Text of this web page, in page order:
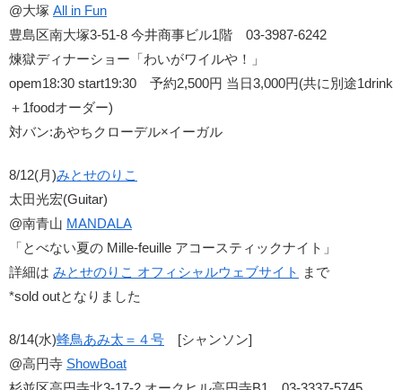
@大塚 All in Fun
豊島区南大塚3-51-8 今井商事ビル1階 03-3987-6242
煉獄ディナーショー「わいがワイルや！」
opem18:30 start19:30 予約2,500円 当日3,000円(共に別途1drink
＋1foodオーダー)
対バン:あやちクローデル×イーガル
8/12(月)みとせのりこ
太田光宏(Guitar)
@南青山 MANDALA
「とべない夏の Mille-feuille アコースティックナイト」
詳細は みとせのりこ オフィシャルウェブサイト まで
*sold outとなりました
8/14(水)蜂鳥あみ太＝４号 [シャンソン]
@高円寺 ShowBoat